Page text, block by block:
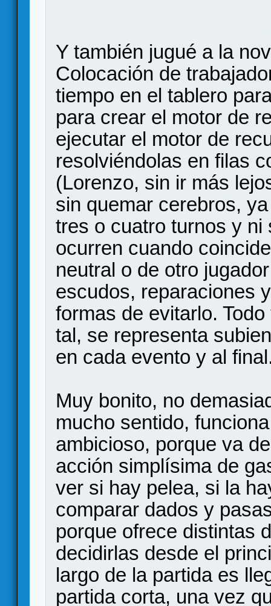
Y también jugué a la
Colocación de
tiempo en el tablero
para crear el motor de
ejecutar el motor de
resolviéndolas en filas
(Lorenzo, sin ir más
sin quemar cerebros,
tres o cuatro turnos y ni
ocurren cuando
neutral o de otro
escudos, reparaciones
formas de evitarlo.
tal, se representa
en cada evento y al
Muy bonito, no
mucho sentido,
ambicioso, porque va
acción simplísima de
ver si hay pelea, si la
comparar dados y
porque ofrece distintas
decidirlas desde el
largo de la partida es
partida corta, una vez